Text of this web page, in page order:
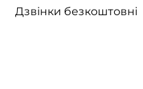
Дзвінки безкоштовні